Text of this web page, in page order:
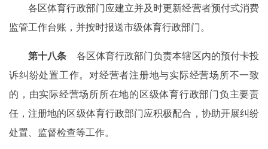
各区体育行政部门应建立并及时更新经营者预付式消费
监管工作台账，并按时报送市级体育行政部门。
第十八条 各区体育行政部门负责本辖区内的预付卡投
诉纠纷处置工作。对经营者注册地与实际经营场所不一致
的，由实际经营场所所在地的区级体育行政部门负主要责
任，注册地的区级体育行政部门应积极配合，协助开展纠纷
处置、监督检查等工作。